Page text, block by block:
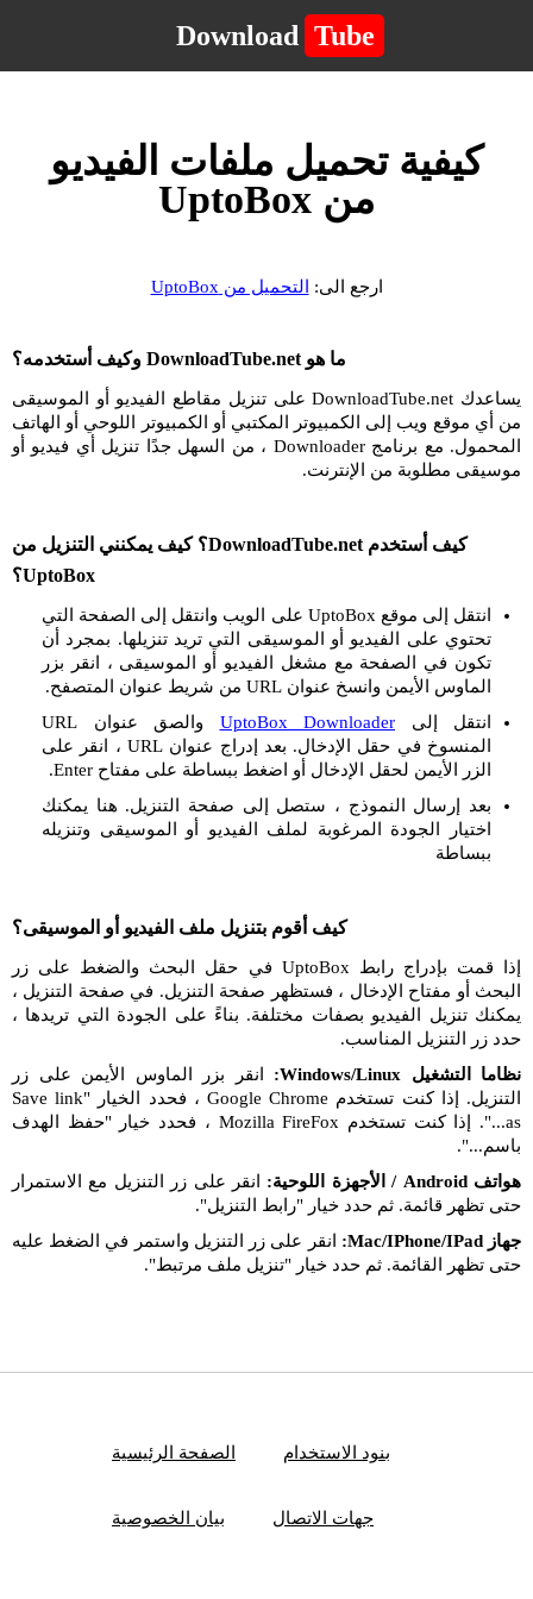
Download Tube
كيفية تحميل ملفات الفيديو
من UptoBox
ارجع الى: التحميل من UptoBox
ما هو DownloadTube.net وكيف أستخدمه؟
يساعدك DownloadTube.net على تنزيل مقاطع الفيديو أو الموسيقى
من أي موقع ويب إلى الكمبيوتر المكتبي أو الكمبيوتر اللوحي أو الهاتف
المحمول. مع برنامج Downloader ، من السهل جدًا تنزيل أي فيديو أو
موسيقى مطلوبة من الإنترنت.
كيف أستخدم DownloadTube.net؟ كيف يمكنني التنزيل من
UptoBox؟
انتقل إلى موقع UptoBox على الويب وانتقل إلى الصفحة التي
تحتوي على الفيديو أو الموسيقى التي تريد تنزيلها. بمجرد أن
تكون في الصفحة مع مشغل الفيديو أو الموسيقى ، انقر بزر
الماوس الأيمن وانسخ عنوان URL من شريط عنوان المتصفح.
انتقل إلى UptoBox Downloader
والصق عنوان URL
المنسوخ في حقل الإدخال. بعد إدراج عنوان URL ، انقر على
الزر الأيمن لحقل الإدخال أو اضغط ببساطة على مفتاح Enter.
بعد إرسال النموذج ، ستصل إلى صفحة التنزيل. هنا يمكنك
اختيار الجودة المرغوبة لملف الفيديو أو الموسيقى وتنزيله
ببساطة
كيف أقوم بتنزيل ملف الفيديو أو الموسيقى؟
إذا قمت بإدراج رابط UptoBox في حقل البحث والضغط على زر
البحث أو مفتاح الإدخال ، فستظهر صفحة التنزيل. في صفحة التنزيل ،
يمكنك تنزيل الفيديو بصفات مختلفة. بناءً على الجودة التي تريدها ،
حدد زر التنزيل المناسب.
نظاما التشغيل Windows/Linux:
انقر بزر الماوس الأيمن على زر
التنزيل. إذا كنت تستخدم Google Chrome ، فحدد الخيار "Save link
as...". إذا كنت تستخدم Mozilla FireFox ، فحدد خيار "حفظ الهدف
باسم...".
هواتف Android / الأجهزة اللوحية:
انقر على زر التنزيل مع الاستمرار
حتى تظهر قائمة. ثم حدد خيار "رابط التنزيل".
جهاز Mac/IPhone/IPad:
انقر على زر التنزيل واستمر في الضغط عليه
حتى تظهر القائمة. ثم حدد خيار "تنزيل ملف مرتبط".
الصفحة الرئيسية بنود الاستخدام
بيان الخصوصية جهات الاتصال